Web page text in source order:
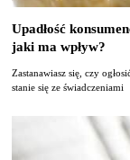
Upadłość
jaki ma wpływ?
Zastanawiasz się, czy
stanie się ze świadczeniami